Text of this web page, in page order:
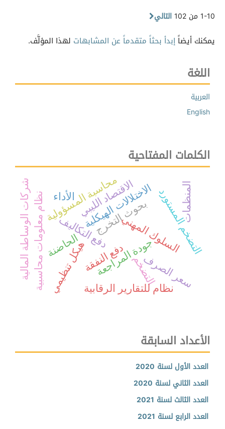
1-10 من 102
التالي
يمكنك أيضاًإبدأ بحثاً متقدماً عن المشابهات لهذا المؤلَّف.
اللغة
العربية
English
الكلمات المفتاحية
السلوك المهني
جودة المراجعة
التضخم
دفع التكاليف
دفع النفقة
التضخم المستوردالاختلالات الهيكلية
الاقتصاد الليبي
محاسبة المسؤولية
هيكل تنظيمينظام معلومات محاسبية نظام للتقارير الرقابية
بحوث التخرج المنظمات
سعر الصرف شركات الوساطة المالية الحاضنة
الأداء
الأعداد السابقة
العدد الأول لسنة 2020
العدد الثاني لسنة 2020
العدد الثالث لسنة 2021
العدد الرابع لسنة 2021